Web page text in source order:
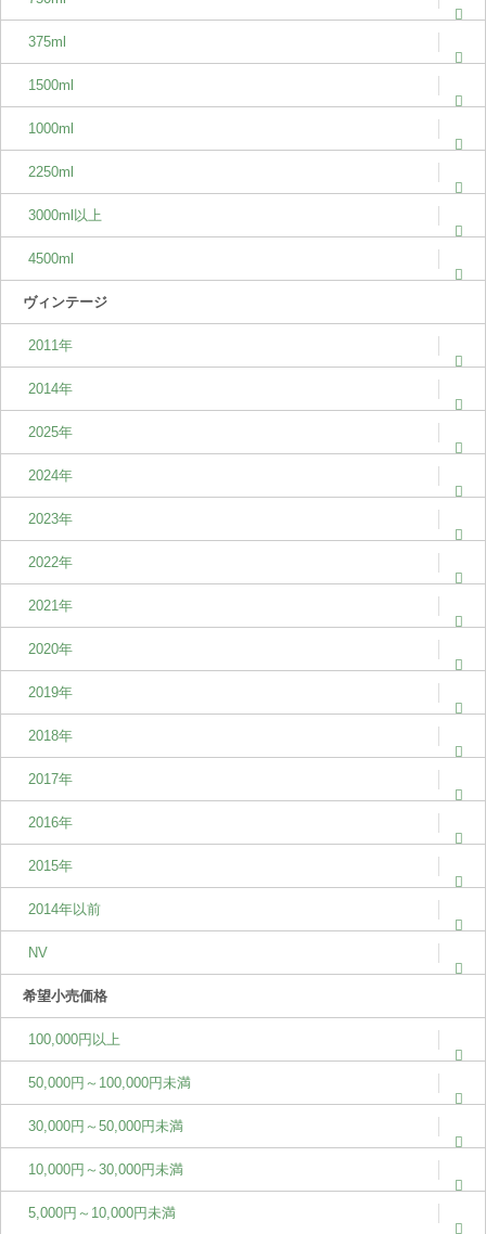
375ml
1500ml
1000ml
2250ml
3000ml以上
4500ml
ヴィンテージ
2011年
2014年
2025年
2024年
2023年
2022年
2021年
2020年
2019年
2018年
2017年
2016年
2015年
2014年以前
NV
希望小売価格
100,000円以上
50,000円～100,000円未満
30,000円～50,000円未満
10,000円～30,000円未満
5,000円～10,000円未満